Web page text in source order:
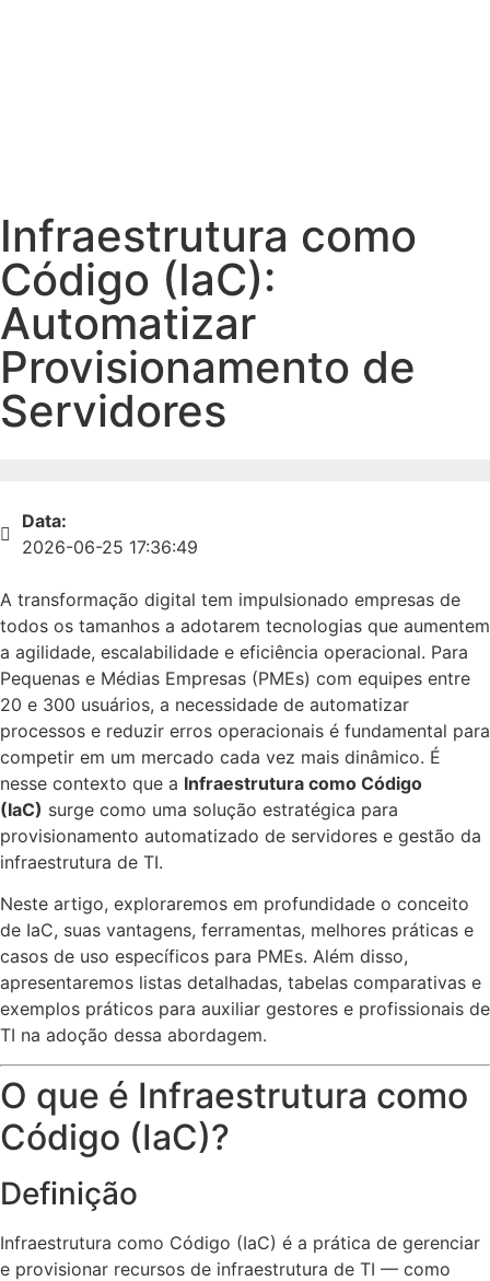
Infraestrutura como
Código (IaC):
Automatizar
Provisionamento de
Servidores
Data:
2026-06-25 17:36:49
A transformação digital tem impulsionado empresas de
todos os tamanhos a adotarem tecnologias que aumentem
a agilidade, escalabilidade e eficiência operacional. Para
Pequenas e Médias Empresas (PMEs) com equipes entre
20 e 300 usuários, a necessidade de automatizar
processos e reduzir erros operacionais é fundamental para
competir em um mercado cada vez mais dinâmico. É
nesse contexto que a Infraestrutura como Código
(IaC) surge como uma solução estratégica para
provisionamento automatizado de servidores e gestão da
infraestrutura de TI.
Neste artigo, exploraremos em profundidade o conceito
de IaC, suas vantagens, ferramentas, melhores práticas e
casos de uso específicos para PMEs. Além disso,
apresentaremos listas detalhadas, tabelas comparativas e
exemplos práticos para auxiliar gestores e profissionais de
TI na adoção dessa abordagem.
O que é Infraestrutura como
Código (IaC)?
Definição
Infraestrutura como Código (IaC) é a prática de gerenciar
e provisionar recursos de infraestrutura de TI — como